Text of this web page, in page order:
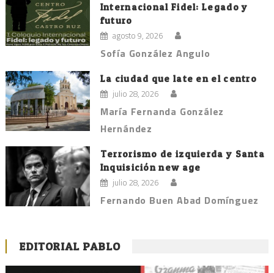
Internacional Fidel: Legado y
futuro
agosto 9, 2026
Sofía González Angulo
La ciudad que late en el centro
julio 28, 2026
María Fernanda González
Hernández
Terrorismo de izquierda y Santa
Inquisición new age
julio 28, 2026
Fernando Buen Abad Domínguez
EDITORIAL PABLO